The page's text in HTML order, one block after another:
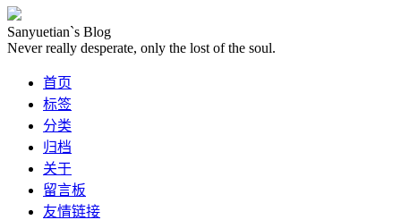
Sanyuetian`s Blog
Never really desperate, only the lost of the soul.
首页
标签
分类
归档
关于
留言板
友情链接